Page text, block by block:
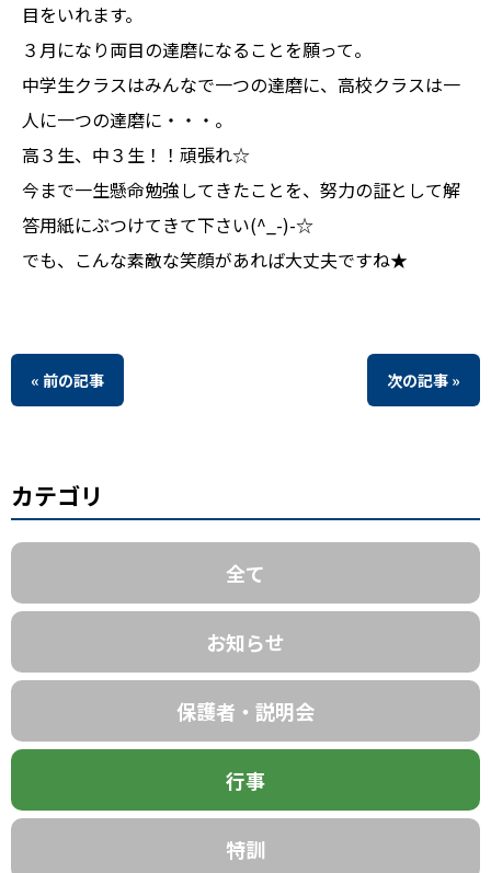
目をいれます。
３月になり両目の達磨になることを願って。
中学生クラスはみんなで一つの達磨に、高校クラスは一
人に一つの達磨に・・・。
高３生、中３生！！頑張れ☆
今まで一生懸命勉強してきたことを、努力の証として解
答用紙にぶつけてきて下さい(^_-)-☆
でも、こんな素敵な笑顔があれば大丈夫ですね★
« 前の記事 次の記事 »
カテゴリ
全て
お知らせ
保護者・説明会
行事
特訓